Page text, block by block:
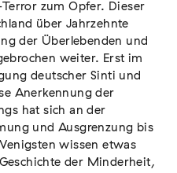
Verband Deutscher
Rheinland-
Pfalz
zum Opfer. Dieser
über Jahrzehnte
der Überlebenden und
weiter. Erst im
deutscher Sinti und
Anerkennung der
hat sich an der
und Ausgrenzung bis
wissen etwas
der Minderheit,